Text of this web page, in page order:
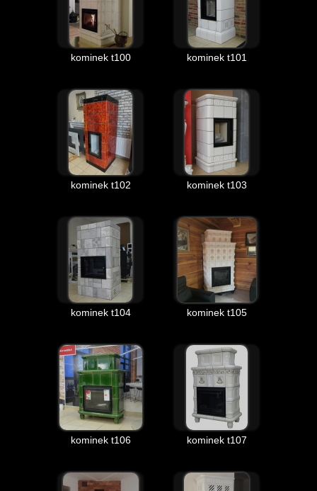
kominek t100 kominek t101
kominek t102 kominek t103
kominek t104 kominek t105
kominek t106 kominek t107